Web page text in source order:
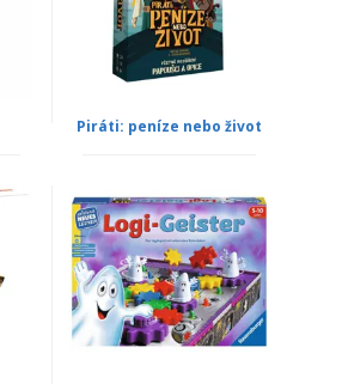
Piráti: peníze nebo život